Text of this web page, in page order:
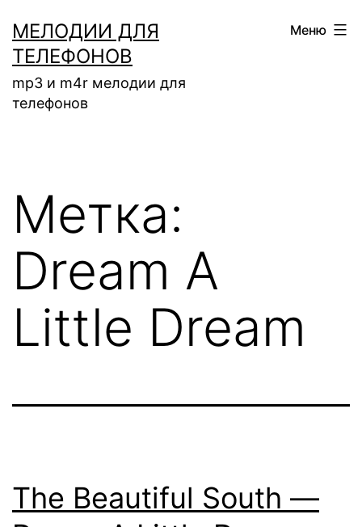
содержимому
МЕЛОДИИ ДЛЯ
ТЕЛЕФОНОВ
mp3 и m4r мелодии для
телефонов
Меню
Метка:
Dream A
Little Dream
The Beautiful South —